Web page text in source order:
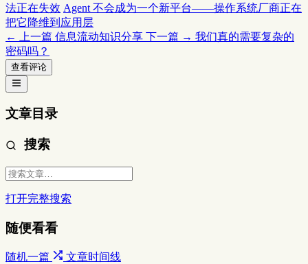
法正在失效 Agent 不会成为一个新平台——操作系统厂商正在
把它降维到应用层
← 上一篇 信息流动知识分享 下一篇 → 我们真的需要复杂的
密码吗？
查看评论
文章目录
搜索
打开完整搜索
随便看看
随机一篇 文章时间线